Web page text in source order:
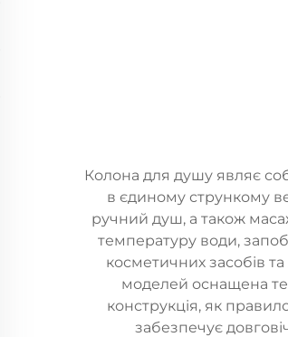
Колона для душу являє
в єдиному стрункому
ручний душ, а також
температуру води,
косметичних засобів
моделей оснащена
конструкція, як
забезпечує